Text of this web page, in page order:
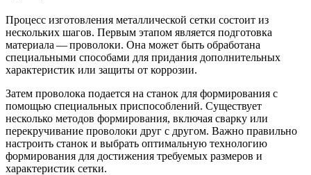
Круг
бронзовый
(пруток)
Олово,
cвинец,
цинк,
нихром
БУ металл
БУ трубы
Хомуты
стальные
Процесс изготовления металлической сетки состоит из
нескольких шагов. Первым этапом является подготовка
материала — проволоки. Она может быть обработана
специальными способами для придания дополнительных
характеристик или защиты от коррозии.
Затем проволока подается на станок для формирования с
помощью специальных приспособлений. Существует
несколько методов формирования, включая сварку или
перекручивание проволоки друг с другом. Важно правильно
настроить станок и выбрать оптимальную технологию
формирования для достижения требуемых размеров и
характеристик сетки.